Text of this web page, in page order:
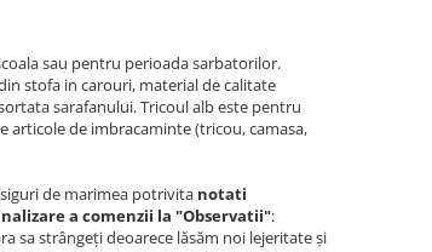
sau pentru perioada sarbatorilor.
stofa in carouri, material de calitate
sarafanului. Tricoul alb este pentru
de imbracaminte (tricou, camasa,
de marimea potrivita notati
a comenzii la "Observatii":
sa strângeți deoarece lăsăm noi lejeritate și